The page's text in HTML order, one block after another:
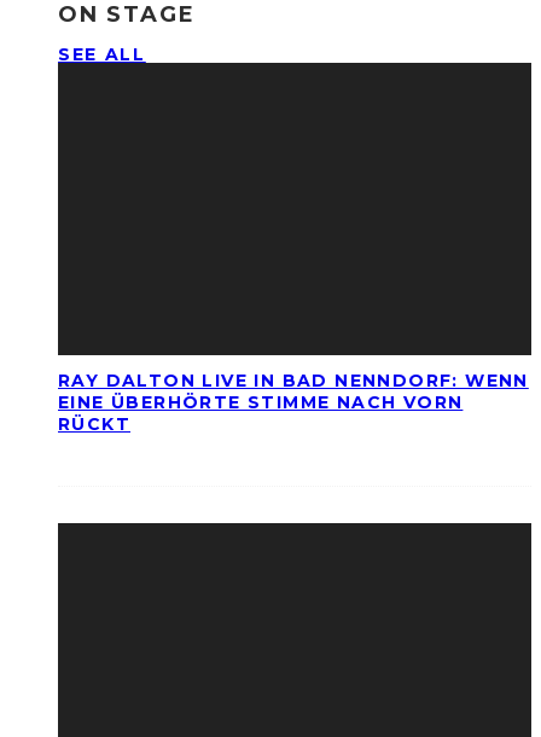
ON STAGE
SEE ALL
RAY DALTON LIVE IN BAD NENNDORF: WENN
EINE ÜBERHÖRTE STIMME NACH VORN
RÜCKT